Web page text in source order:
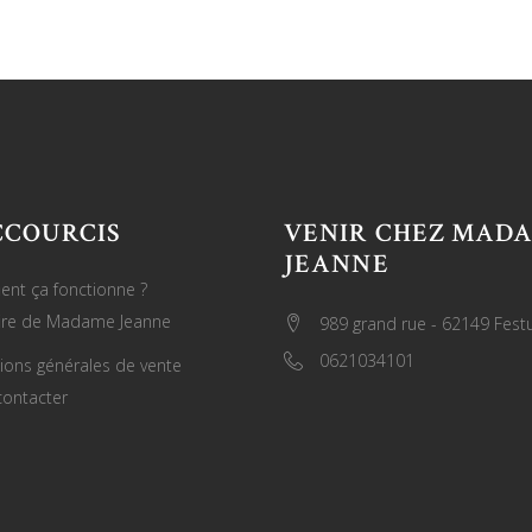
ça fonctionne ?
de Madame Jeanne
générales de vente
VENIR CHEZ
JEANNE
989 grand rue - 62149
0621034101